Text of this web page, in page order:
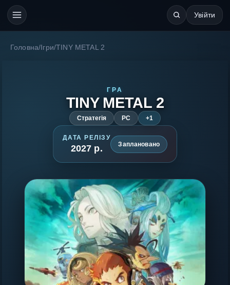
Увійти
Головна/ Ігри/TINY METAL 2
ГРА
TINY METAL 2
Стратегія PC +1
ДАТА РЕЛІЗУ
2027 р. Заплановано